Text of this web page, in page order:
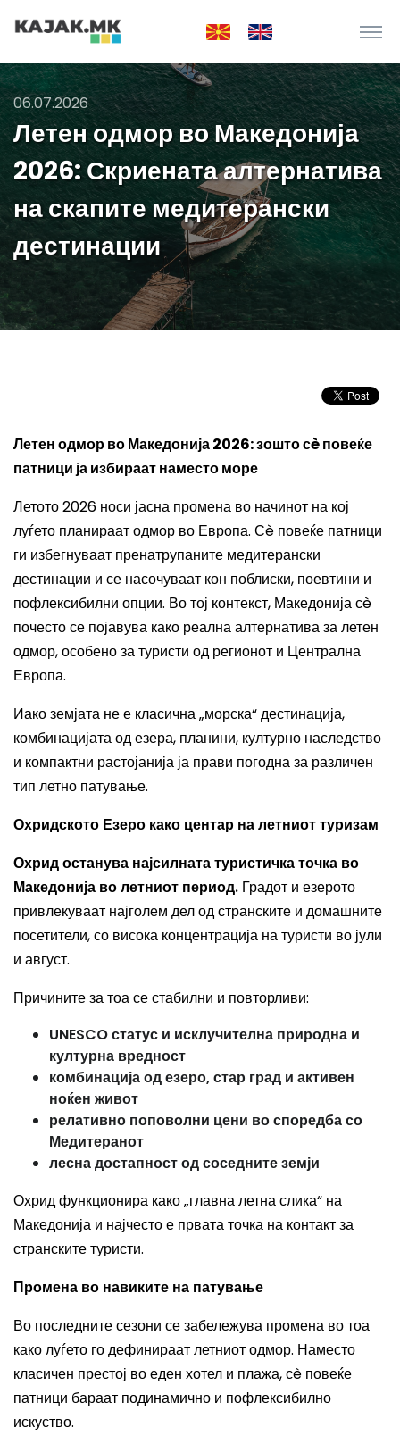
06.07.2026
Летен одмор во Македонија
2026: Скриената алтернатива
на скапите медитерански
дестинации
Летен одмор во Македонија 2026: зошто сè повеќе
патници ја избираат наместо море
Летото 2026 носи јасна промена во начинот на кој
луѓето планираат одмор во Европа. Сè повеќе патници
ги избегнуваат пренатрупаните медитерански
дестинации и се насочуваат кон поблиски, поевтини и
пофлексибилни опции. Во тој контекст, Македонија сè
почесто се појавува како реална алтернатива за летен
одмор, особено за туристи од регионот и Централна
Европа.
Иако земјата не е класична „морска“ дестинација,
комбинацијата од езера, планини, културно наследство
и компактни растојанија ја прави погодна за различен
тип летно патување.
Охридското Езеро како центар на летниот туризам
Охрид останува најсилната туристичка точка во
Македонија во летниот период. Градот и езерото
привлекуваат најголем дел од странските и домашните
посетители, со висока концентрација на туристи во јули
и август.
Причините за тоа се стабилни и повторливи:
UNESCO статус и исклучителна природна и
културна вредност
комбинација од езеро, стар град и активен
ноќен живот
релативно поповолни цени во споредба со
Медитеранот
лесна достапност од соседните земји
Охрид функционира како „главна летна слика“ на
Македонија и најчесто е првата точка на контакт за
странските туристи.
Промена во навиките на патување
Во последните сезони се забележува промена во тоа
како луѓето го дефинираат летниот одмор. Наместо
класичен престој во еден хотел и плажа, сè повеќе
патници бараат подинамично и пофлексибилно
искуство.